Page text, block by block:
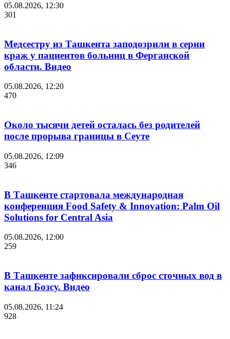
05.08.2026, 12:30
301
Медсестру из Ташкента заподозрили в серии
краж у пациентов больниц в Ферганской
области. Видео
05.08.2026, 12:20
470
Около тысячи детей осталась без родителей
после прорыва границы в Сеуте
05.08.2026, 12:09
346
В Ташкенте стартовала международная
конференция Food Safety & Innovation: Palm Oil
Solutions for Central Asia
05.08.2026, 12:00
259
В Ташкенте зафиксировали сброс сточных вод в
канал Бозсу. Видео
05.08.2026, 11:24
928